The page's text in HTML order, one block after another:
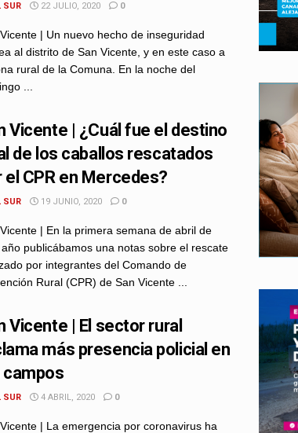
SUR 22 JULIO, 2020 0
| Un nuevo hecho de inseguridad
al distrito de San Vicente, y en este caso a
rural de la Comuna. En la noche del
...
Vicente | ¿Cuál fue el destino
de los caballos rescatados
el CPR en Mercedes?
SUR 19 JUNIO, 2020 0
| En la primera semana de abril de
publicábamos una notas sobre el rescate
por integrantes del Comando de
Rural (CPR) de San Vicente ...
Vicente | El sector rural
más presencia policial en
campos
SUR 4 ABRIL, 2020 0
| La emergencia por coronavirus ha